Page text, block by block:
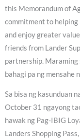
this Memorandum of
commitment to helping
and enjoy greater
friends from Lander
partnership. Maraming
bahagi pa ng mensahe
Sa bisa ng kasunduan
October 31 ngayong
hawak ng Pag-IBIG
Landers Shopping